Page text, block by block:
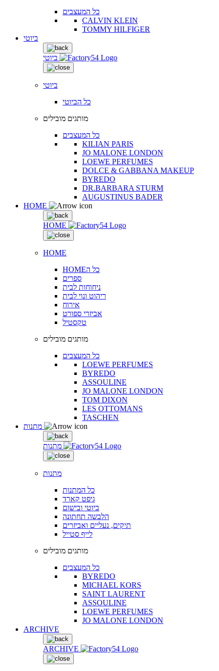
כל המעצבים
CALVIN KLEIN
TOMMY HILFIGER
ביוטי
ביוטי
ביוטי
כל הביוטי
מותגים מובילים
כל המעצבים
KILIAN PARIS
JO MALONE LONDON
LOEWE PERFUMES
DOLCE & GABBANA MAKEUP
BYREDO
DR.BARBARA STURM
AUGUSTINUS BADER
HOME
HOME
HOME
HOMEכל ה
ספרים
ניחוחות לבית
ריהוט ונוי לבית
אירוח
אביזרי ספורט
טקסטיל
מותגים מובילים
כל המעצבים
LOEWE PERFUMES
BYREDO
ASSOULINE
JO MALONE LONDON
TOM DIXON
LES OTTOMANS
TASCHEN
מתנות
מתנות
כל המתנות
גיפט קארד
ביוטי ובישום
הלבשה תחתונה
תיקים, נעליים ואביזרים
לייף סטייל
מותגים מובילים
כל המעצבים
BYREDO
MICHAEL KORS
SAINT LAURENT
ASSOULINE
LOEWE PERFUMES
JO MALONE LONDON
ARCHIVE
ARCHIVE